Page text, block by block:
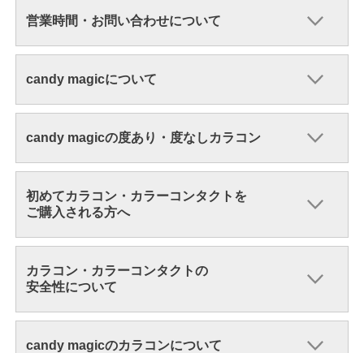
営業時間・お問い合わせについて
candy magicについて
candy magicの度あり・度なしカラコン
初めてカラコン・カラーコンタクトを
ご購入される方へ
カラコン・カラーコンタクトの
安全性について
candy magicのカラコンについて